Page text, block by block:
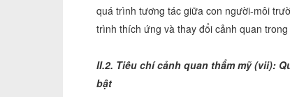
quá trình tương tác giữa con người-môi
trình thích ứng và thay đổi cảnh quan
II.2. Tiêu chí cảnh quan thẩm mỹ (vii):
bật